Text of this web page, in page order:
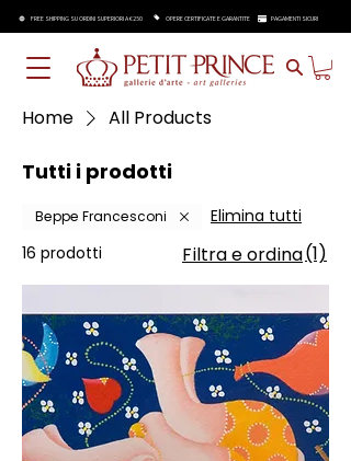
FREE SHIPPING SU ORDINI SUPERIORI A €250 OPERE CERTIFICATE E GARANTITE PAGAMENTI SICURI
Home All Products
Tutti i prodotti
Beppe Francesconi
Elimina tutti
16 prodotti
Filtra e ordina(1)